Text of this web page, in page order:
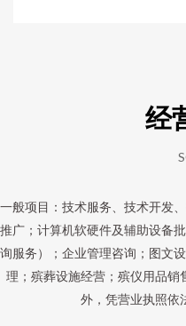
经
一般项目：技术服务、技术开发
推广；计算机软硬件及辅助设备
询服务）；企业管理咨询；图文
理；殡葬设施经营；殡仪用品销
外，凭营业执照依